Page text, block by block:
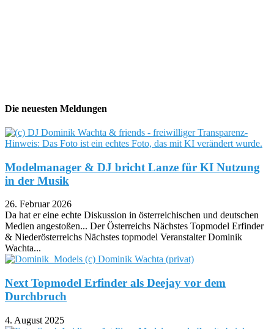
Die neuesten Meldungen
Modelmanager & DJ bricht Lanze für KI Nutzung
in der Musik
26. Februar 2026
Da hat er eine echte Diskussion in österreichischen und deutschen
Medien angestoßen... Der Österreichs Nächstes Topmodel Erfinder
& Niederösterreichs Nächstes topmodel Veranstalter Dominik
Wachta...
Next Topmodel Erfinder als Deejay vor dem
Durchbruch
4. August 2025